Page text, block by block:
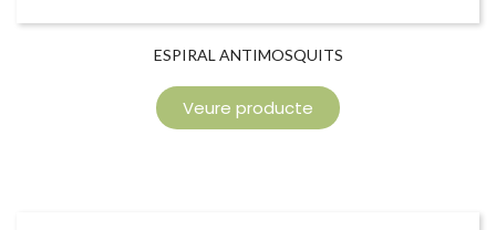
ESPIRAL ANTIMOSQUITS
Veure producte